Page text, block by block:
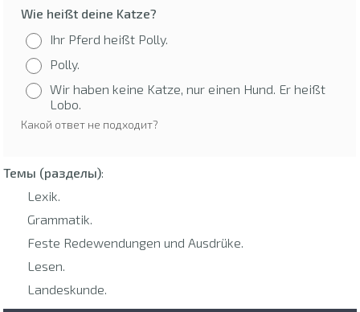
Wie heißt deine Katze?
Ihr Pferd heißt Polly.
Polly.
Wir haben keine Katze, nur einen Hund. Er heißt
Lobo.
Какой ответ не подходит?
Темы (разделы):
Lexik.
Grammatik.
Feste Redewendungen und Ausdrüke.
Lesen.
Landeskunde.